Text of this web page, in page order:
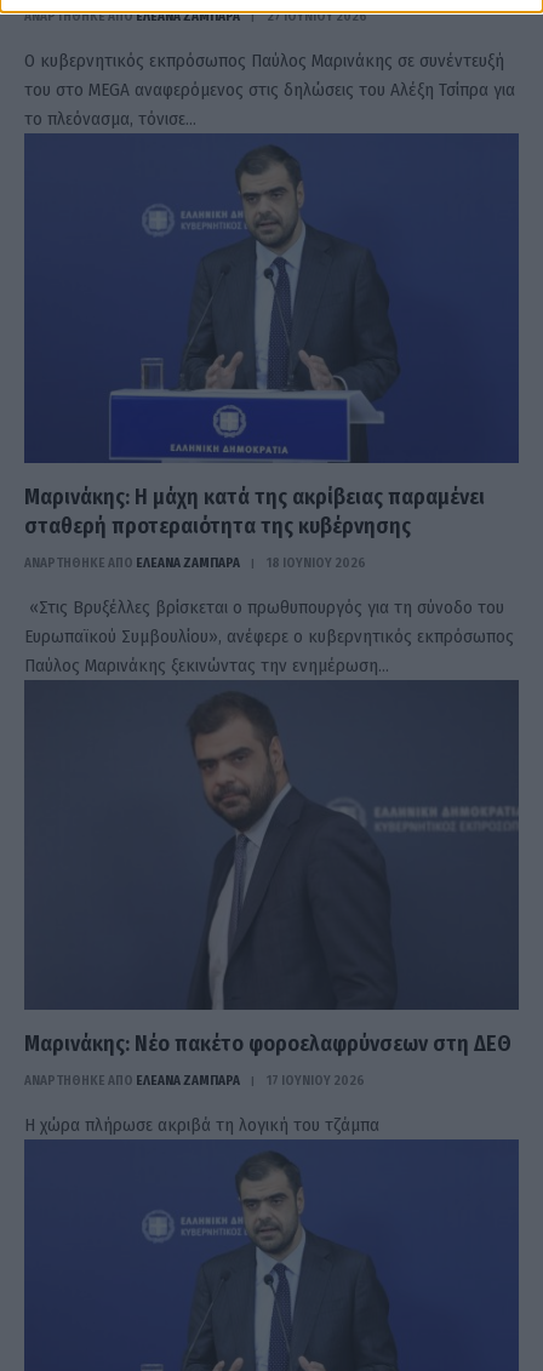
ΑΝΑΡΤΗΘΗΚΕ ΑΠΟΕΛΕΑΝΑ ΖΑΜΠΑΡΑ 27 ΙΟΥΝΊΟΥ 2026
Ο κυβερνητικός εκπρόσωπος Παύλος Μαρινάκης σε συνέντευξή
του στο MEGA αναφερόμενος στις δηλώσεις του Αλέξη Τσίπρα για
το πλεόνασμα, τόνισε…
Μαρινάκης: Η μάχη κατά της ακρίβειας παραμένει
σταθερή προτεραιότητα της κυβέρνησης
ΑΝΑΡΤΗΘΗΚΕ ΑΠΟ ΕΛΕΑΝΑ ΖΑΜΠΑΡΑ 18 ΙΟΥΝΊΟΥ 2026
«Στις Βρυξέλλες βρίσκεται ο πρωθυπουργός για τη σύνοδο του
Ευρωπαϊκού Συμβουλίου», ανέφερε ο κυβερνητικός εκπρόσωπος
Παύλος Μαρινάκης ξεκινώντας την ενημέρωση…
Μαρινάκης: Νέο πακέτο φοροελαφρύνσεων στη ΔΕΘ
ΑΝΑΡΤΗΘΗΚΕ ΑΠΟ ΕΛΕΑΝΑ ΖΑΜΠΑΡΑ 17 ΙΟΥΝΊΟΥ 2026
Η χώρα πλήρωσε ακριβά τη λογική του τζάμπα